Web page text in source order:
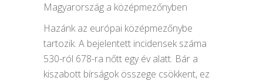
Magyarország a középmezőnyben
Hazánk az európai középmezőnybe
tartozik. A bejelentett incidensek száma
530-ról 678-ra nőtt egy év alatt. Bár a
kiszabott bírságok összege csökkent, ez